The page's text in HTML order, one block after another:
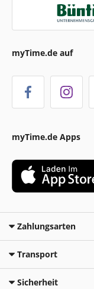
myTime.de auf
myTime.de Apps
Zahlungsarten
Transport
Sicherheit